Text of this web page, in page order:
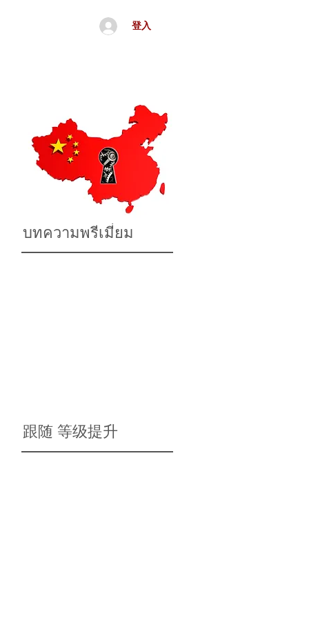
登入
บทความพรีเมี่ยม
跟随 等级提升